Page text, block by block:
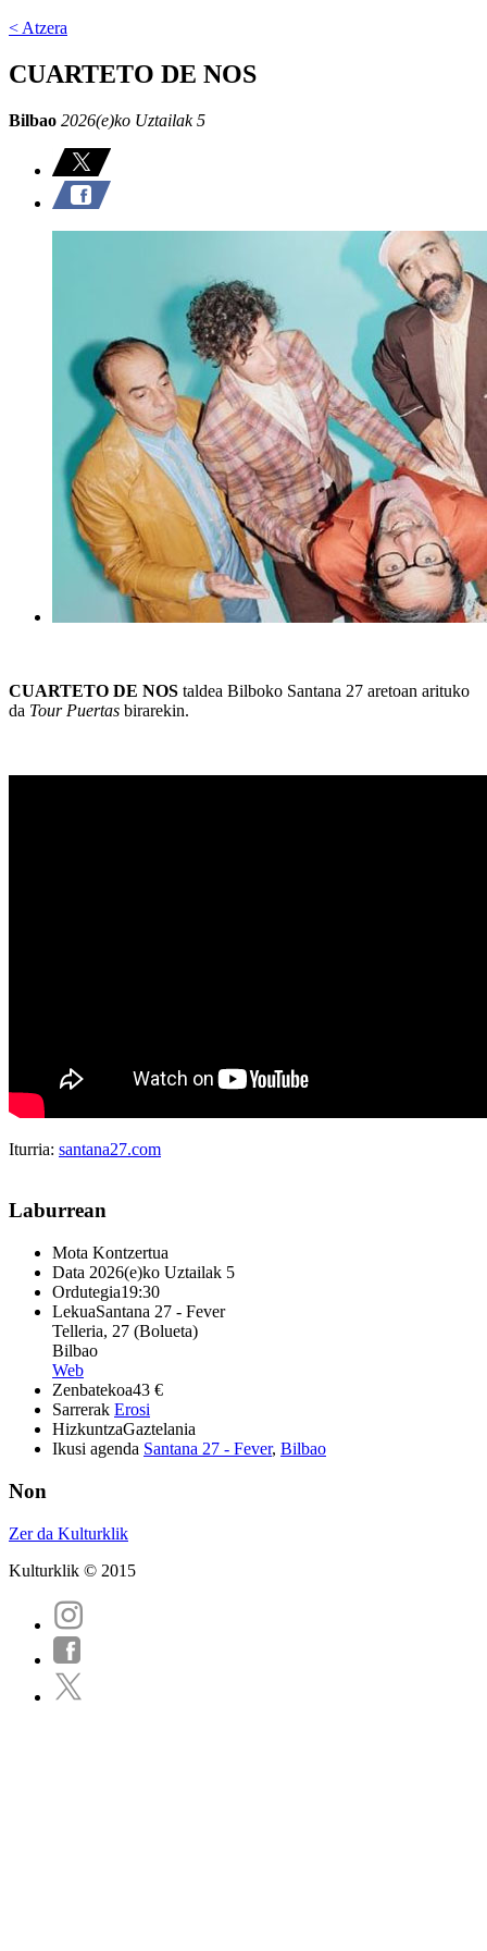
< Atzera
CUARTETO DE NOS
Bilbao 2026(e)ko Uztailak 5
CUARTETO DE NOS taldea Bilboko Santana 27 aretoan arituko
da Tour Puertas birarekin.
Iturria: santana27.com
Laburrean
Mota Kontzertua
Data 2026(e)ko Uztailak 5
Ordutegia19:30
LekuaSantana 27 - Fever
Telleria, 27 (Bolueta)
Bilbao
Web
Zenbatekoa43 €
Sarrerak Erosi
HizkuntzaGaztelania
Ikusi agenda Santana 27 - Fever, Bilbao
Non
Zer da Kulturklik
Kulturklik © 2015